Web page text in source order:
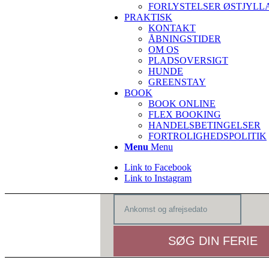
FORLYSTELSER
PRAKTISK
KONTAKT
ÅBNINGSTIDER
OM OS
PLADSOVERSIGT
HUNDE
GREENSTAY
BOOK
BOOK ONLINE
FLEX BOOKING
HANDELSBETINGELSER
FORTROLIGHEDSPOLITIK
Menu Menu
Link to Facebook
Link to Instagram
SØG DIN FERIE